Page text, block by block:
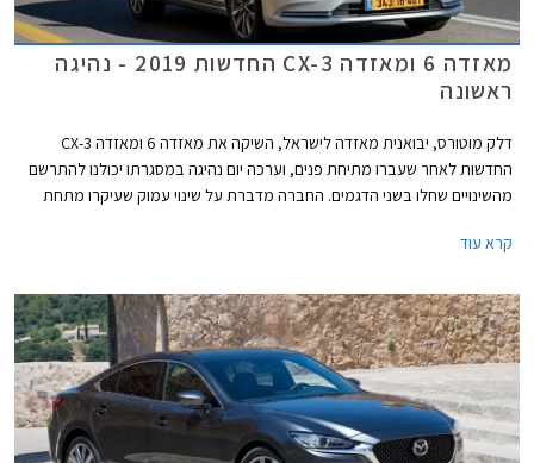
מאזדה 6 ומאזדה CX-3 החדשות 2019 - נהיגה
ראשונה
דלק מוטורס, יבואנית מאזדה לישראל, השיקה את מאזדה 6 ומאזדה CX-3
החדשות לאחר שעברו מתיחת פנים, וערכה יום נהיגה במסגרתו יכולנו להתרשם
מהשינויים שחלו בשני הדגמים. החברה מדברת על שינוי עמוק שעיקרו מתחת
העממיים לבין יצרני הפרימיום.
קרא עוד